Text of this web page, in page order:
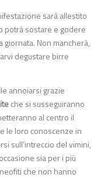
sarà allestito
potrà sostare e godere
Non mancherà,
degustare birre
annoiarsi grazie
che si susseguiranno
al centro il
le loro conoscenze in
sull’intreccio del vimini,
sia per i più
che non hanno